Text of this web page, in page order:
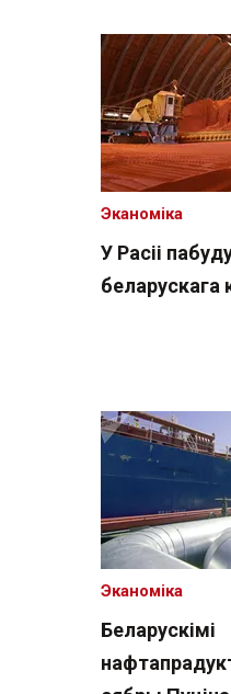
У Расіі
беларускага
Эканоміка
Беларускімі
Эканоміка